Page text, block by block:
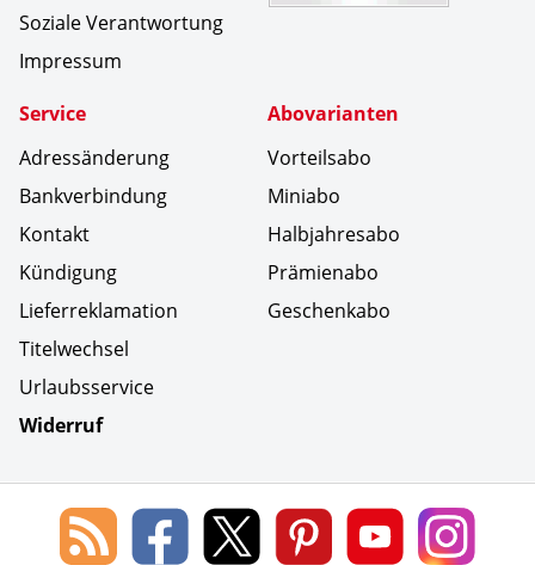
Soziale Verantwortung
Impressum
Service
Adressänderung
Bankverbindung
Kontakt
Kündigung
Lieferreklamation
Titelwechsel
Urlaubsservice
Widerruf
Abovarianten
Vorteilsabo
Miniabo
Halbjahresabo
Prämienabo
Geschenkabo
Social Media
Blog
des
Lorenz
Leserservice
Lorenz
Leserservice
Lorenz
Leserservice
Lorenz
Leserservice
Lorenz